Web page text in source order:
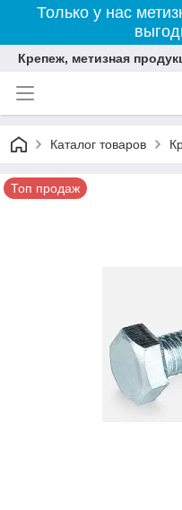
Только у нас
Крепеж, метизная
Каталог товаров
Топ продаж